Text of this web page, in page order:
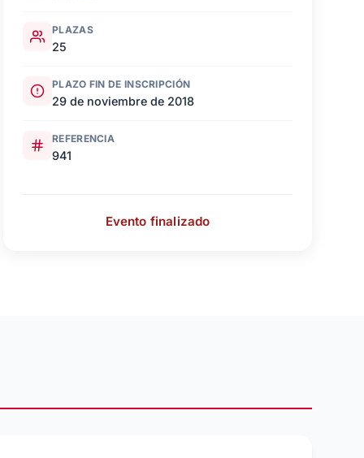
PLAZAS
25
PLAZO FIN DE INSCRIPCIÓN
29 de noviembre de 2018
REFERENCIA
941
Evento finalizado